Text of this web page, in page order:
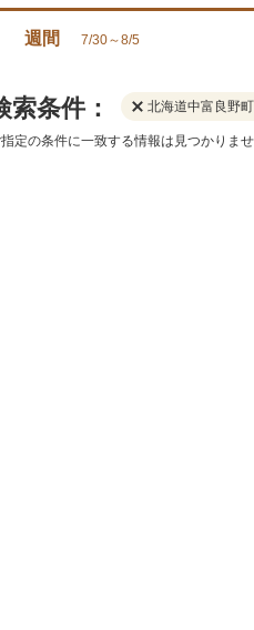
週間 7/30～8/5
索条件： 北海道中富良野町
定の条件に一致する情報は見つかりませ